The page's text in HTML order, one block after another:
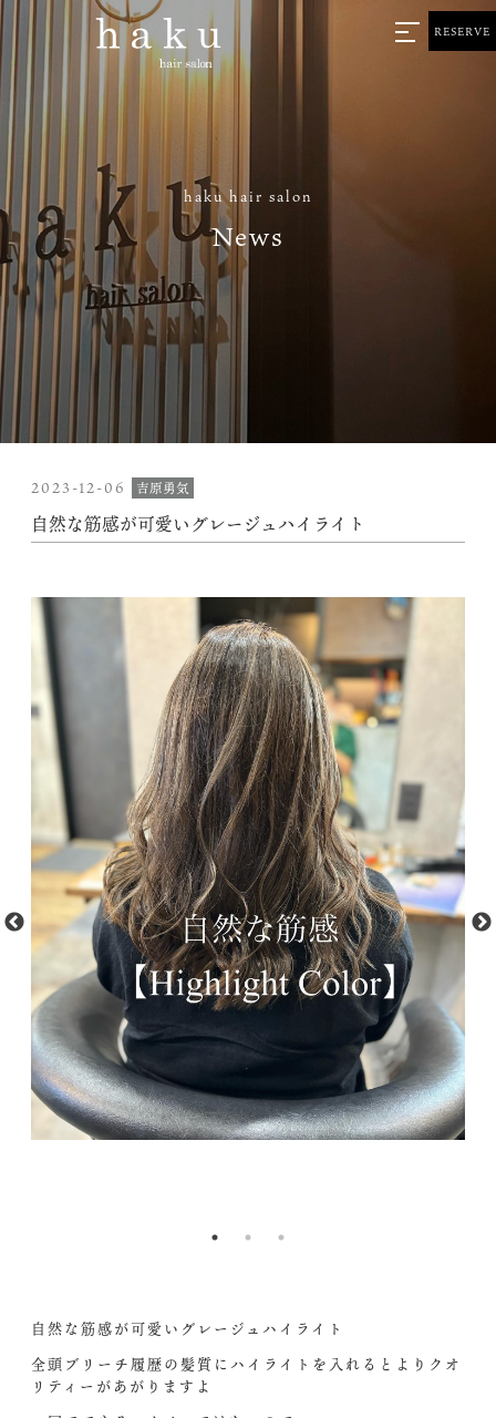
haku hair salon
News
RESERVE
2023-12-06 吉原勇気
自然な筋感が可愛いグレージュハイライト︎
動
画
プ
レ
ー
ヤ
自然な筋感が可愛いグレージュハイライト︎
全頭ブリーチ履歴の髪質にハイライトを入れるとよりクオ
リティーがあがりますよ